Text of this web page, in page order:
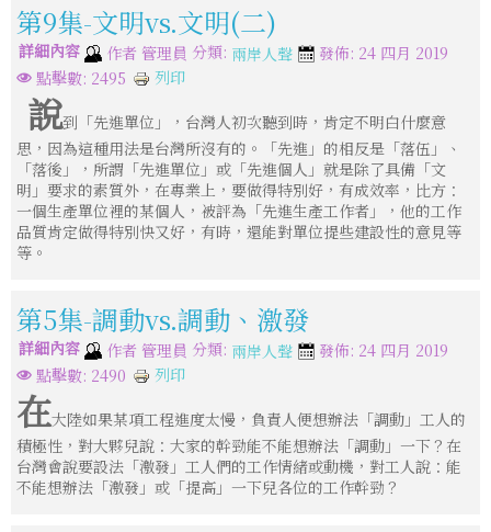
第9集-文明vs.文明(二)
詳細內容 作者 管理員 分類: 兩岸人聲
發佈: 24 四月 2019
點擊數: 2495
列印
說到「先進單位」，台灣人初次聽到時，肯定不明白什麼意
思，因為這種用法是台灣所沒有的。「先進」的相反是「落伍」、
「落後」，所謂「先進單位」或「先進個人」就是除了具備「文
明」要求的素質外，在專業上，要做得特別好，有成效率，比方：
一個生產單位裡的某個人，被評為「先進生產工作者」，他的工作
品質肯定做得特別快又好，有時，還能對單位提些建設性的意見等
等。
第5集-調動vs.調動、激發
詳細內容 作者 管理員 分類: 兩岸人聲
發佈: 24 四月 2019
點擊數: 2490
列印
在大陸如果某項工程進度太慢，負責人便想辦法「調動」工人的
積極性，對大夥兒說：大家的幹勁能不能想辦法「調動」一下？在
台灣會說要設法「激發」工人們的工作情緒或動機，對工人說：能
不能想辦法「激發」或「提高」一下兒各位的工作幹勁？